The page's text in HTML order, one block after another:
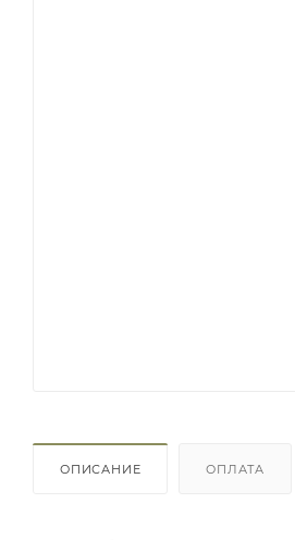
ОПИСАНИЕ ОПЛАТА